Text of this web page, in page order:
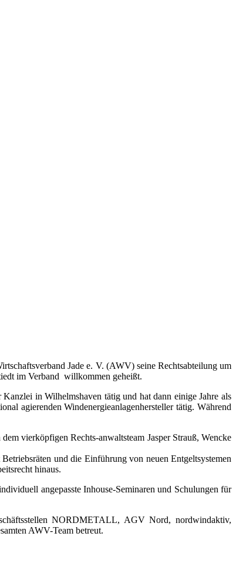
Jade e. V. (AWV) seine Rechtsabteilung um
im Verband willkommen geheißt.
in Wilhelmshaven tätig und hat dann einige Jahre als
agierenden Windenergieanlagenhersteller tätig. Während
vierköpfigen Rechts-anwaltsteam Jasper Strauß, Wencke
und die Einführung von neuen Entgeltsystemen
hinaus.
angepasste Inhouse-Seminaren und Schulungen für
NORDMETALL, AGV Nord, nordwindaktiv,
AWV-Team betreut.